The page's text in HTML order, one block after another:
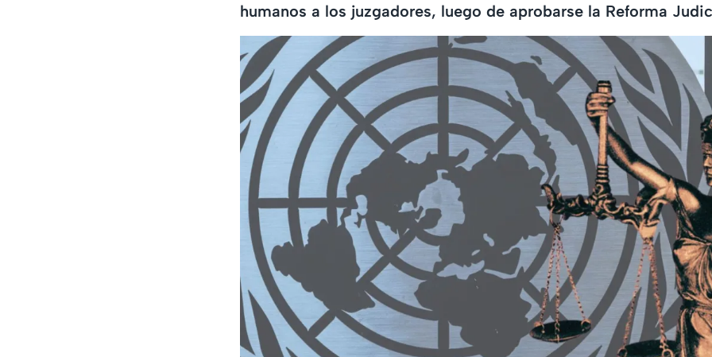
humanos a los juzgadores, luego de aprobarse la Reforma